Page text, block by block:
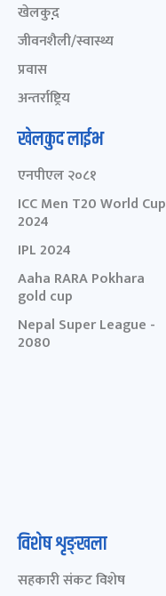
खेलकुद़़
जीवनशैली/स्वास्थ्य
प्रवास
अन्तर्राष्ट्रिय
खेलकुद लाईभ
एनपीएल २०८१
ICC Men T20 World Cup
2024
IPL 2024
Aaha RARA Pokhara
gold cup
Nepal Super League -
2080
विशेष शृङ्खला
सहकारी संकट विशेष